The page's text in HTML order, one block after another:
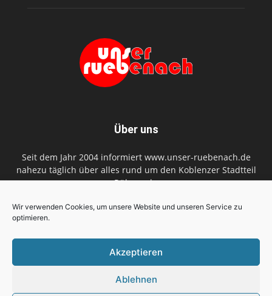
Wir verwenden Cookies, um unsere Website und unseren Service zu
optimieren.
Akzeptieren
Ablehnen
Über uns
Seit dem Jahr 2004 informiert www.unser-ruebenach.de
nahezu täglich über alles rund um den Koblenzer Stadtteil
Rübenach.
Kontaktieren Sie uns:redaktion@unser-ruebenach.de
Folgen Sie uns